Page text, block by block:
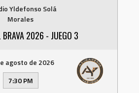
Yldefonso Solá
Morales
BRAVA 2026 - JUEGO 3
agosto de 2026
7:30 PM